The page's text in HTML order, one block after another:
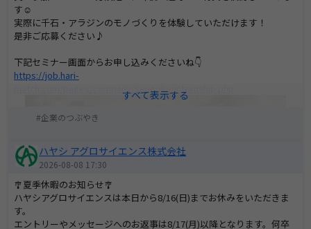
す☺
実際に千石・アラジンのモノづくりを体験していただけます！
是非ご応募ください♪
下記セミナー画面からお申し込みくださいね👇
https://job.hari-
match.com/pages/company/sengoku/internship.php
企業のつぶやき
ハヤシ アグロサイエンス株式会社
2026-08-08 17:30
🎐夏季休暇のお知らせ🎐
ハヤシアグロサイエンスは本日から8/16(日)までお休みをいただきま
す。
エントリーやメッセージへのお返事は8/17(月)以降となります。何卒